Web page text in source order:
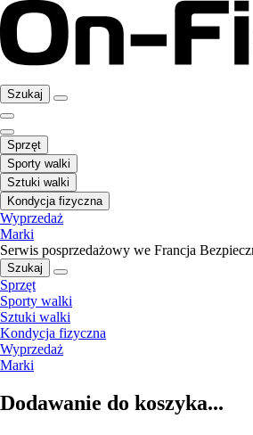
Szukaj
Sprzęt
Sporty walki
Sztuki walki
Kondycja fizyczna
Wyprzedaż
Marki
Serwis posprzedażowy we Francja
Szukaj
Sprzęt
Sporty walki
Sztuki walki
Kondycja fizyczna
Wyprzedaż
Marki
Dodawanie do koszyka...